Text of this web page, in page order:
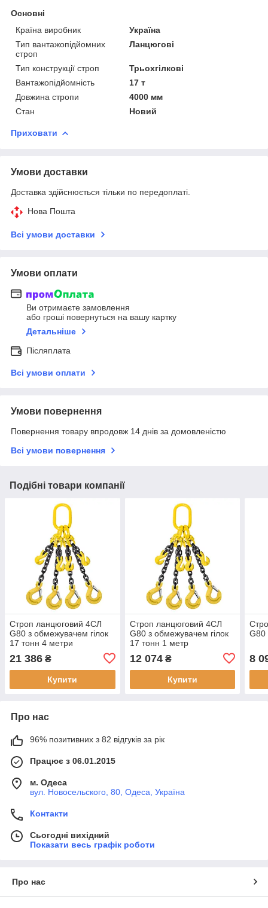
Основні
Країна виробник
Україна
Тип вантажопідйомних
строп
Ланцюгові
Тип конструкції строп
Трьохгілкові
Вантажопідйомність
17 т
Довжина стропи
4000 мм
Стан
Новий
Приховати
Умови доставки
Доставка здійснюється тільки по передоплаті.
Нова Пошта
Всі умови доставки
Умови оплати
Ви отримаєте замовлення
або гроші повернуться на вашу картку
Детальніше
Післяплата
Всі умови оплати
Умови повернення
Повернення товару впродовж 14 днів за домовленістю
Всі умови повернення
Подібні товари компанії
Строп ланцюговий 4СЛ
G80 з обмежувачем гілок
17 тонн 4 метри
21 386 ₴
Купити
Строп ланцюговий 4СЛ
G80 з обмежувачем гілок
17 тонн 1 метр
12 074₴
Купити
G80
8
Про нас
96% позитивних з 82 відгуків за рік
Працює з 06.01.2015
м. Одеса
вул. Новосельского, 80, Одеса, Україна
Контакти
Сьогодні вихідний
Показати весь графік роботи
Про нас